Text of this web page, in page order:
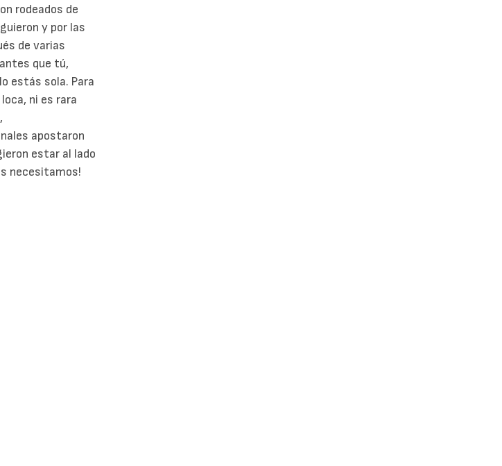
rodeados de
y por las
de varias
que tú,
estás sola. Para
ni es rara
apostaron
estar al lado
necesitamos!